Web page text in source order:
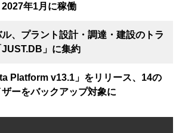
年1月に稼働
ル、プラント設計・調達・建設のトラ
」に集約
Platform v13.1」をリリース、14の
ーをバックアップ対象に